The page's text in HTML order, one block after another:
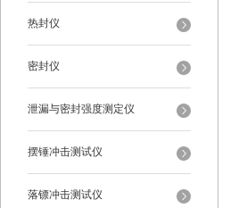
热封仪
密封仪
泄漏与密封强度测定仪
摆锤冲击测试仪
落镖冲击测试仪